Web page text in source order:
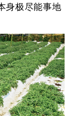
身极尽能事地